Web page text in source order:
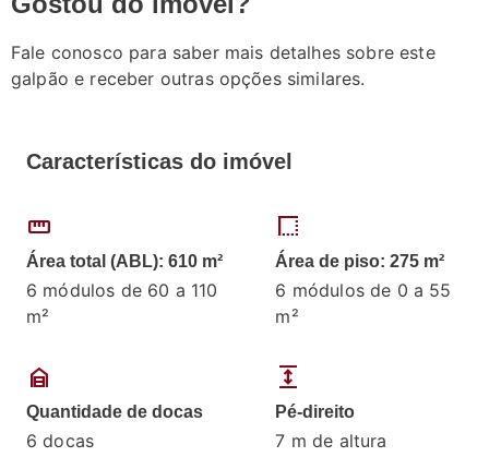
Fale conosco para saber mais detalhes sobre este
galpão e receber outras opções similares.
Características do imóvel
straighten
Área total (ABL): 610 m²
6 módulos de 60 a 110
m²
border_style
Área de piso: 275 m²
6 módulos de 0 a 55
m²
garage_home
Quantidade de docas
6 docas
expand
Pé-direito
7 m de altura